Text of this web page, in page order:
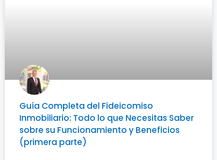
Guía Completa del Fideicomiso
Inmobiliario: Todo lo que Necesitas Saber
sobre su Funcionamiento y Beneficios
(primera parte)